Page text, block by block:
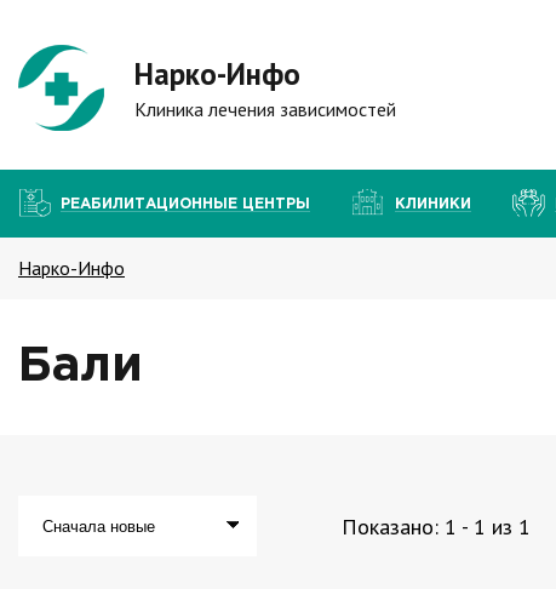
Нарко-Инфо
Клиника лечения зависимостей
РЕАБИЛИТАЦИОННЫЕ ЦЕНТРЫ КЛИНИКИ
Нарко-Инфо
Бали
Показано: 1 - 1 из 1